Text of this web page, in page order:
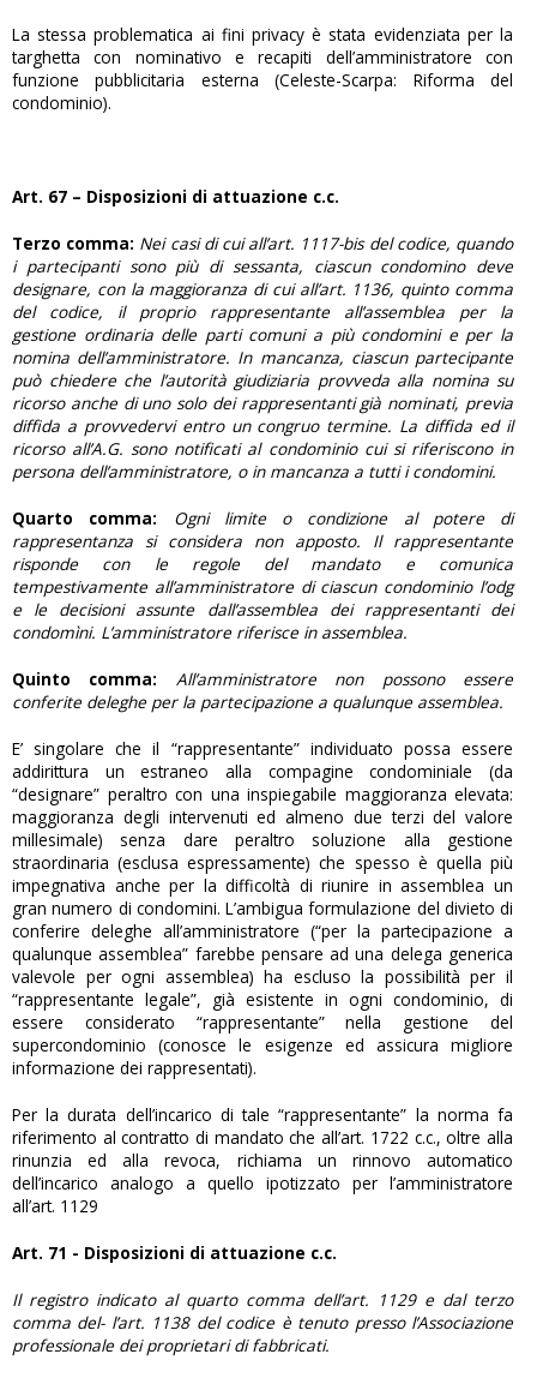
La stessa problematica ai fini privacy è stata evidenziata per la
targhetta con nominativo e recapiti dell’amministratore con
funzione pubblicitaria esterna (Celeste-Scarpa: Riforma del
condominio).
Art. 67 – Disposizioni di attuazione c.c.
Terzo comma: Nei casi di cui all’art. 1117-bis del codice, quando
i partecipanti sono più di sessanta, ciascun condomino deve
designare, con la maggioranza di cui all’art. 1136, quinto comma
del codice, il proprio rappresentante all’assemblea per la
gestione ordinaria delle parti comuni a più condomini e per la
nomina dell’amministratore. In mancanza, ciascun partecipante
può chiedere che l’autorità giudiziaria provveda alla nomina su
ricorso anche di uno solo dei rappresentanti già nominati, previa
diffida a provvedervi entro un congruo termine. La diffida ed il
ricorso all’A.G. sono notificati al condominio cui si riferiscono in
persona dell’amministratore, o in mancanza a tutti i condomini.
Quarto comma:
Ogni limite o condizione al potere di
rappresentanza si considera non apposto. Il rappresentante
risponde con le regole del mandato e comunica
tempestivamente all’amministratore di ciascun condominio l’odg
e le decisioni assunte dall’assemblea dei rappresentanti dei
condomìni. L’amministratore riferisce in assemblea.
Quinto comma:
All’amministratore non possono essere
conferite deleghe per la partecipazione a qualunque assemblea.
E’ singolare che il “rappresentante” individuato possa essere
addirittura un estraneo alla compagine condominiale (da
“designare” peraltro con una inspiegabile maggioranza elevata:
maggioranza degli intervenuti ed almeno due terzi del valore
millesimale) senza dare peraltro soluzione alla gestione
straordinaria (esclusa espressamente) che spesso è quella più
impegnativa anche per la difficoltà di riunire in assemblea un
gran numero di condomini. L’ambigua formulazione del divieto di
conferire deleghe all’amministratore (“per la partecipazione a
qualunque assemblea” farebbe pensare ad una delega generica
valevole per ogni assemblea) ha escluso la possibilità per il
“rappresentante legale”, già esistente in ogni condominio, di
essere considerato “rappresentante” nella gestione del
supercondominio (conosce le esigenze ed assicura migliore
informazione dei rappresentati).
Per la durata dell’incarico di tale “rappresentante” la norma fa
riferimento al contratto di mandato che all’art. 1722 c.c., oltre alla
rinunzia ed alla revoca, richiama un rinnovo automatico
dell’incarico analogo a quello ipotizzato per l’amministratore
all’art. 1129
Art. 71 - Disposizioni di attuazione c.c.
Il registro indicato al quarto comma dell’art. 1129 e dal terzo
comma del- l’art. 1138 del codice è tenuto presso l’Associazione
professionale dei proprietari di fabbricati.